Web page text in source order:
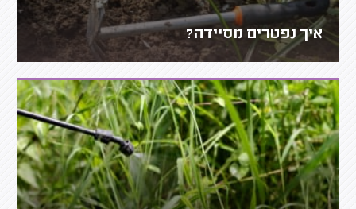
איך נפטרים מסיידה?